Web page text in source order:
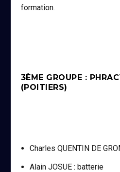
formation.
3ÈME GROUPE :
(POITIERS)
Charles QUENTIN DE
Alain JOSUE : batterie